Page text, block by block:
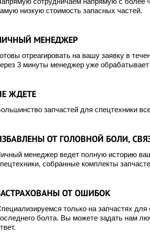
низкую стоимость запасных частей.
МЕНЕДЖЕР
отреагировать на вашу заявку в
3 минуты менеджер уже обрабатывает
ЖДЕТЕ
запчастей для спецтехники
ОТ ГОЛОВНОЙ БОЛИ,
менеджер ведет полную историю
собранные комплекты
ОТ ОШИБОК
только на запчастях для
болта. Вы можете задать нам